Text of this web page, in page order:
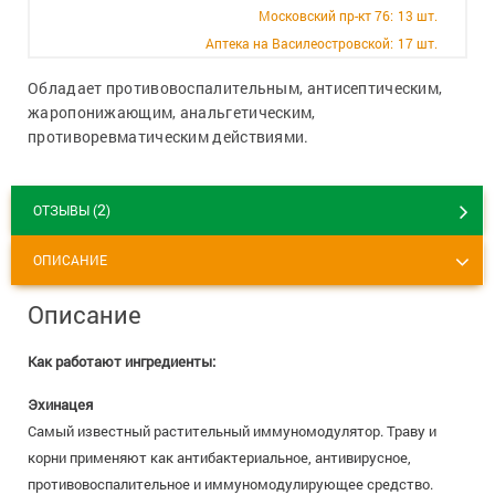
Вакансии
Московский пр-кт 76: 13 шт.
Аптека на Василеостровской: 17 шт.
Обладает противовоспалительным, антисептическим,
жаропонижающим, анальгетическим,
противоревматическим действиями.
ОТЗЫВЫ (2)
ОПИСАНИЕ
Описание
Как работают ингредиенты:
Эхинацея
Самый известный растительный иммуномодулятор. Траву и
корни применяют как антибактериальное, антивирусное,
противовоспалительное и иммуномодулирующее средство.